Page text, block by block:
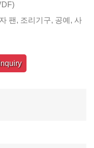
팬, 조리기구, 공예, 사